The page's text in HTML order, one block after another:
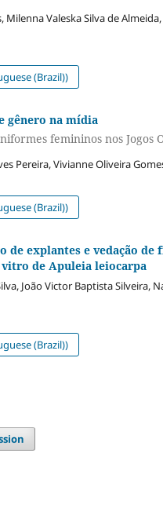
Milenna Valeska Silva de
(Brazil))
gênero na mídia
femininos nos Jogos
Pereira, Vivianne Oliveira
(Brazil))
de explantes e vedação de
de Apuleia leiocarpa
João Victor Baptista Silveira,
(Brazil))